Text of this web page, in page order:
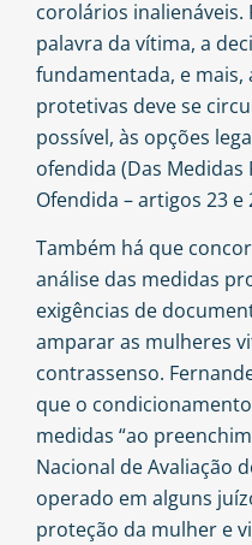
corolários inalienáveis.
palavra da vítima, a
fundamentada, e mais,
protetivas deve se
possível, às opções
ofendida (Das
Ofendida – artigos 23 e
Também há que
análise das medidas
exigências de
amparar as mulheres
contrassenso.
que o
medidas “ao
Nacional de Avaliação
operado em alguns
proteção da mulher e